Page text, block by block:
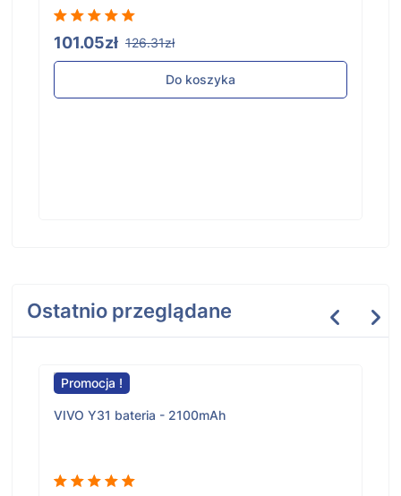
101.05zł 126.31zł
Do koszyka
Ostatnio przeglądane
Promocja !
VIVO Y31 bateria - 2100mAh